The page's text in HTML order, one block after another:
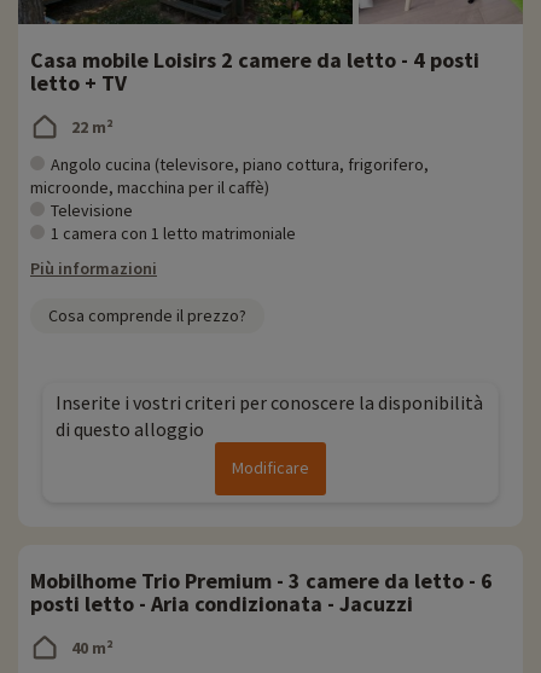
Casa mobile Loisirs 2 camere da letto - 4 posti
letto + TV
22 m²
Angolo cucina (televisore, piano cottura, frigorifero,
microonde, macchina per il caffè)
Televisione
1 camera con 1 letto matrimoniale
Più informazioni
Cosa comprende il prezzo?
Inserite i vostri criteri per conoscere la disponibilità
di questo alloggio
Modificare
Mobilhome Trio Premium - 3 camere da letto - 6
posti letto - Aria condizionata - Jacuzzi
40 m²